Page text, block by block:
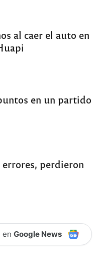
al caer el auto en
en un partido
errores, perdieron
en Google News